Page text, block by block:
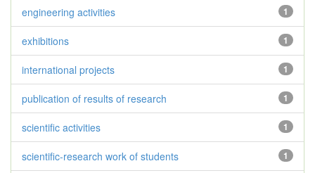
1
engineering activities
1
exhibitions
1
international projects
1
publication of results of research
1
scientific activities
1
scientific-research work of students